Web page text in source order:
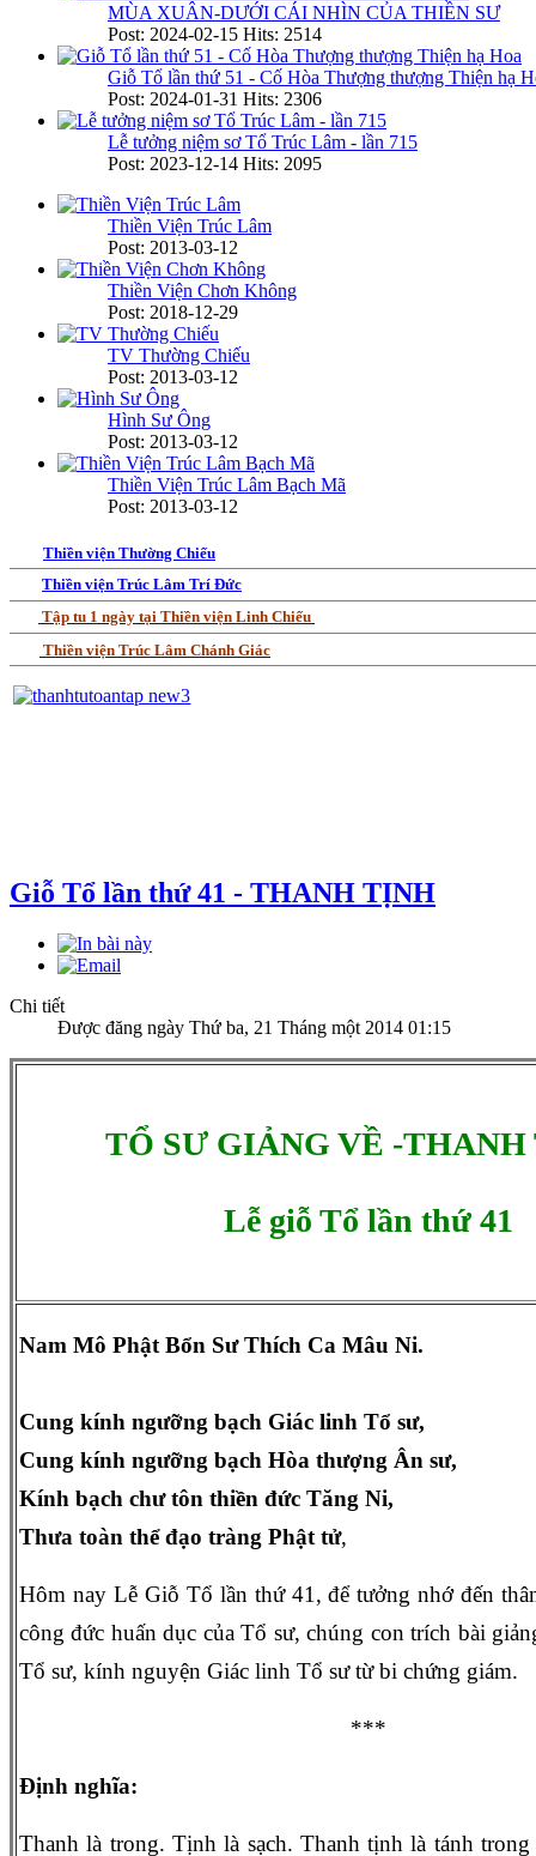
MÙA XUÂN-DƯỚI CÁI NHÌN CỦA THIỀN SƯ
Post: 2024-02-15 Hits: 2514
Giỗ Tổ lần thứ 51 - Cố Hòa Thượng thượng Thiện hạ
Post: 2024-01-31 Hits: 2306
Lễ tưởng niệm sơ Tổ Trúc Lâm - lần 715
Post: 2023-12-14 Hits: 2095
Thiền Viện Trúc Lâm
Post: 2013-03-12
Thiền Viện Chơn Không
Post: 2018-12-29
TV Thường Chiếu
Post: 2013-03-12
Hình Sư Ông
Post: 2013-03-12
Thiền Viện Trúc Lâm Bạch Mã
Post: 2013-03-12
Thiền viện Thường Chiếu
Thiền viện Trúc Lâm Trí Đức
Tập tu 1 ngày tại Thiền viện Linh Chiếu
Thiền viện Trúc Lâm Chánh Giác
Giỗ Tổ lần thứ 41 - THANH TỊNH
Chi tiết
Được đăng ngày Thứ ba, 21 Tháng một 2014 01:15
TỔ SƯ GIẢNG VỀ -
Lễ giỗ Tổ lần thứ 41
Nam Mô Phật Bổn Sư Thích Ca Mâu Ni.
Cung kính ngưỡng bạch Giác linh Tổ sư,
Cung kính ngưỡng bạch Hòa thượng Ân sư,
Kính bạch chư tôn thiền đức Tăng Ni,
Thưa toàn thể đạo tràng Phật tử,
Hôm nay Lễ Giỗ Tổ lần thứ 41, để tưởng nhớ đến
công đức huấn dục của Tổ sư, chúng con trích bài
Tổ sư, kính nguyện Giác linh Tổ sư từ bi chứng giám.
***
Định nghĩa:
Thanh là trong. Tịnh là sạch. Thanh tịnh là tánh